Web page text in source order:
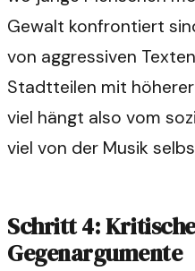
Gewalt konfrontiert
von aggressiven
Stadtteilen mit
viel hängt also vom
viel von der Musik
Schritt 4:
Gegenargumente